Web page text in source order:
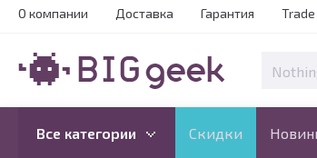
О компании Доставка Гарантия Trade
Все категории СкидкиСкидки
Все категории